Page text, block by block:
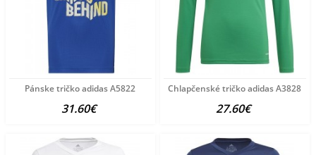
Pánske tričko adidas A5822
31.60€
Chlapčenské tričko adidas A3828
27.60€